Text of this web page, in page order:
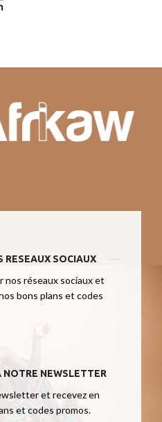
RESEAUX SOCIAUX
nos réseaux sociaux et
bons plans et codes
NEWSLETTER
et recevez en
et codes promos.